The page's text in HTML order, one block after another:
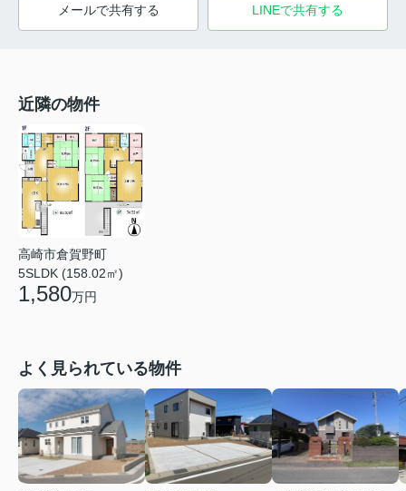
メールで共有する LINEで共有する
近隣の物件
高崎市倉賀野町
5SLDK (158.02㎡)
1,580万円
よく見られている物件